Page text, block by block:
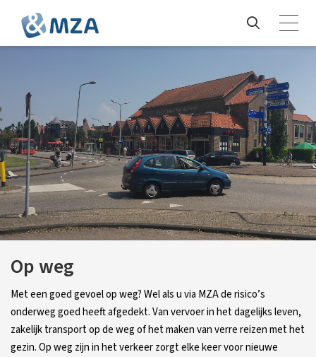
Op weg
Met een goed gevoel op weg? Wel als u via MZA de risico’s
onderweg goed heeft afgedekt. Van vervoer in het dagelijks leven,
zakelijk transport op de weg of het maken van verre reizen met het
gezin. Op weg zijn in het verkeer zorgt elke keer voor nieuwe